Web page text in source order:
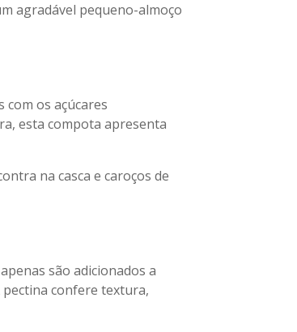
agradável pequeno-almoço
os açúcares
esta compota apresenta
na casca e caroços de
são adicionados a
pectina confere textura,